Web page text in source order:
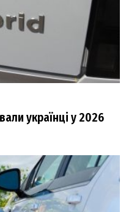
українці у 2026